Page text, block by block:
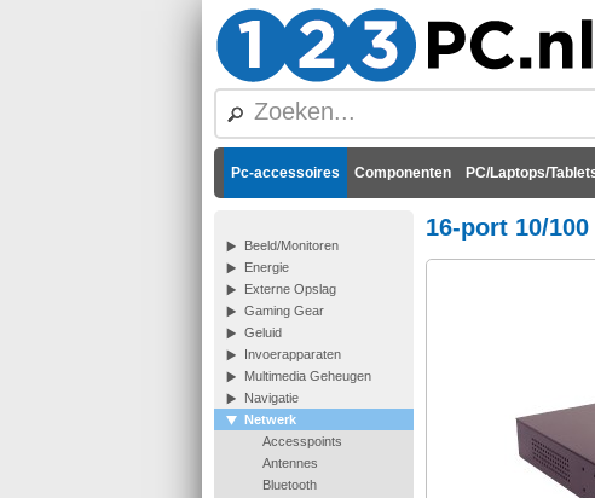
Pc-accessoires Componenten PC/Laptops/
Beeld/Monitoren
Energie
Externe Opslag
Gaming Gear
Geluid
Invoerapparaten
Multimedia Geheugen
Navigatie
Netwerk
Accesspoints
Antennes
Bluetooth
16-port 10/